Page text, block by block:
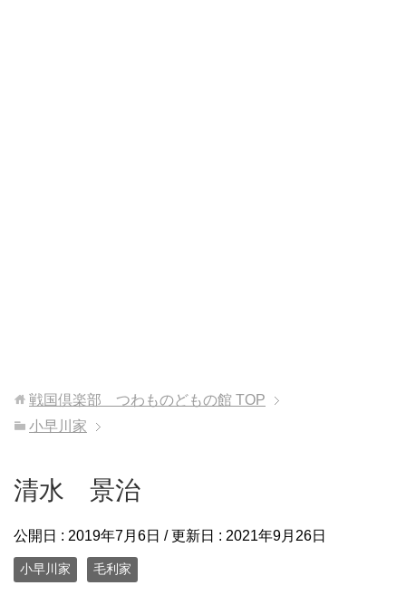
戦国倶楽部 つわものどもの館 TOP
小早川家
清水 景治
公開日 : 2019年7月6日 / 更新日 : 2021年9月26日
小早川家 毛利家